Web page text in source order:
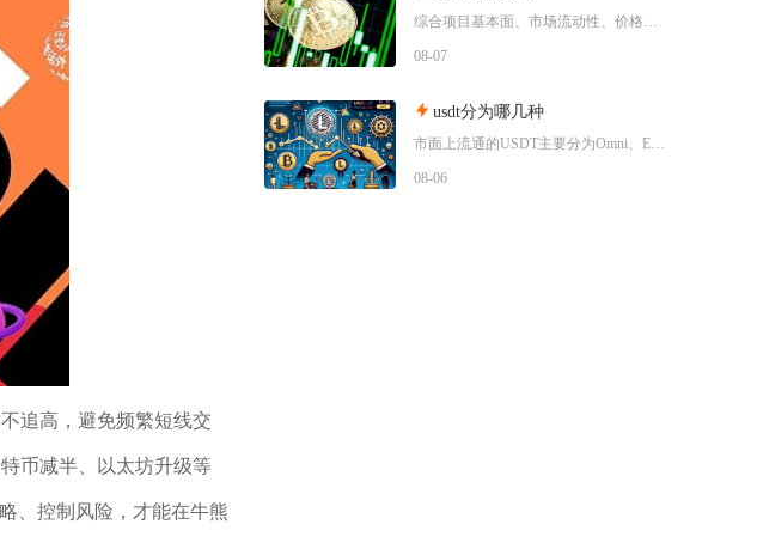
追高，避免频繁短线交
币减半、以太坊升级等
、控制风险，才能在牛熊
综合项目基本面、市场流动性、价格走势以及行业竞争现状，普通币圈投资者不建议买入SWRV代币
08-07
usdt分为哪几种
市面上流通的USDT主要分为Omni、ERC20、TRC20、BEP20四类主流版本，同时
08-06